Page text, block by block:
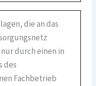
die an das
durch einen in
des
Fachbetrieb